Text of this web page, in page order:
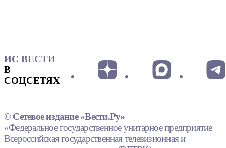
ИС ВЕСТИ
В
СОЦСЕТЯХ
© Сетевое издание «Вести.Ру»
«Федеральное государственное унитарное предприятие
Всероссийская государственная телевизионная и